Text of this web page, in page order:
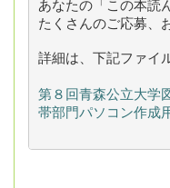
あなたの「この本読
たくさんのご応募、
詳細は、下記ファイ
第８回青森公立大学
帯部門パソコン作成